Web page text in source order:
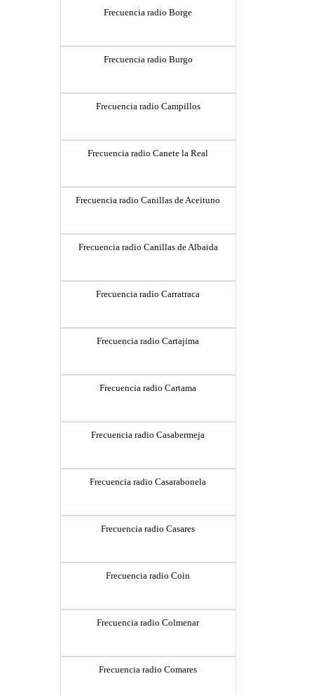
Frecuencia radio Borge
Frecuencia radio Burgo
Frecuencia radio Campillos
Frecuencia radio Canete la Real
Frecuencia radio Canillas de Aceituno
Frecuencia radio Canillas de Albaida
Frecuencia radio Carratraca
Frecuencia radio Cartajima
Frecuencia radio Cartama
Frecuencia radio Casabermeja
Frecuencia radio Casarabonela
Frecuencia radio Casares
Frecuencia radio Coin
Frecuencia radio Colmenar
Frecuencia radio Comares